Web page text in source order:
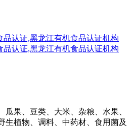
瓜果、豆类、大米、杂粮、水果、
生植物、调料、中药材、食用菌及